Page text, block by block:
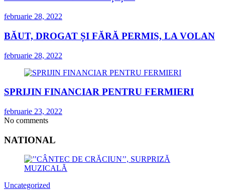
februarie 28, 2022
BĂUT, DROGAT ȘI FĂRĂ PERMIS, LA VOLAN
februarie 28, 2022
SPRIJIN FINANCIAR PENTRU FERMIERI
februarie 23, 2022
No comments
NATIONAL
Uncategorized